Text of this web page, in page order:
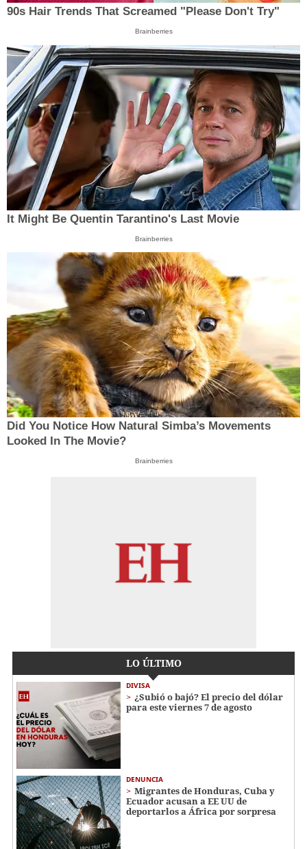
90s Hair Trends That Screamed "Please Don't Try"
Brainberries
It Might Be Quentin Tarantino's Last Movie
Brainberries
Did You Notice How Natural Simba’s Movements
Looked In The Movie?
Brainberries
LO ÚLTIMO
DIVISA
¿Subió o bajó? El precio del dólar
para este viernes 7 de agosto
DENUNCIA
Migrantes de Honduras, Cuba y
Ecuador acusan a EE UU de
deportarlos a África por sorpresa